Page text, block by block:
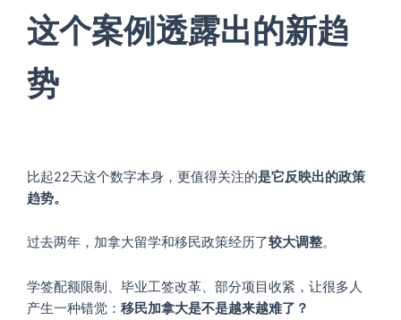
这个案例透露出的新趋
势
比起22天这个数字本身，更值得关注的是它反映出的政策
趋势。
过去两年，加拿大留学和移民政策经历了较大调整。
学签配额限制、毕业工签改革、部分项目收紧，让很多人
产生一种错觉： 移民加拿大是不是越来越难了？